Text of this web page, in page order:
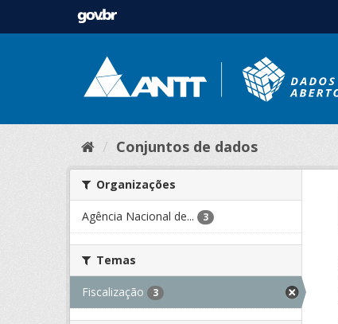
Conjuntos de dados
Organizações
Agência Nacional de... 3
Temas
Fiscalização 3